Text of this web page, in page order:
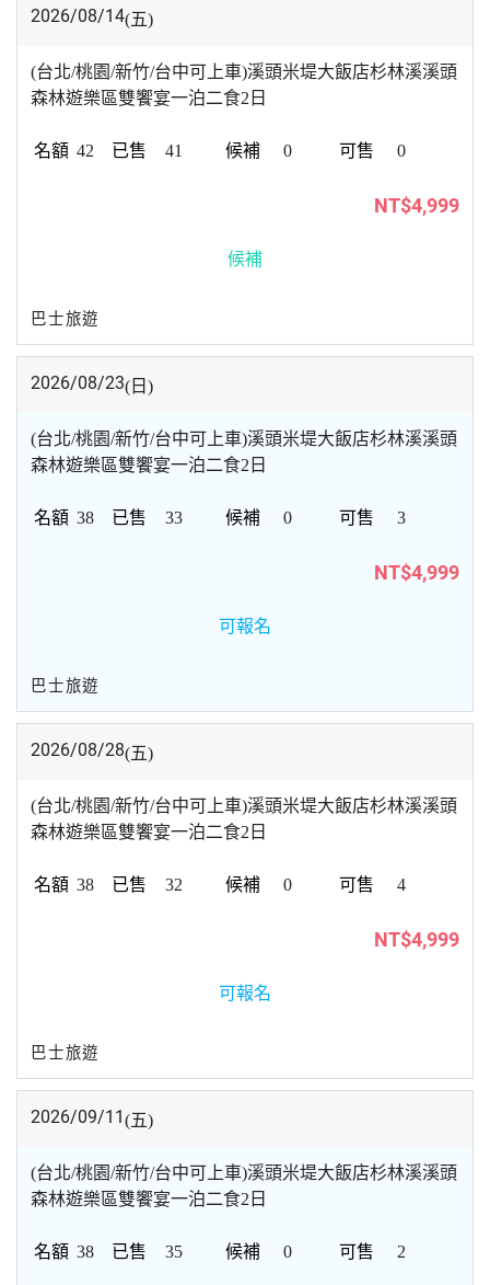
2026/08/14(五)
(台北/桃園/新竹/台中可上車)溪頭米堤大飯店杉林溪溪頭
森林遊樂區雙饗宴一泊二食2日
42 41 0 0
NT$4,999
候補
巴士旅遊
2026/08/23(日)
(台北/桃園/新竹/台中可上車)溪頭米堤大飯店杉林溪溪頭
森林遊樂區雙饗宴一泊二食2日
38 33 0 3
NT$4,999
可報名
巴士旅遊
2026/08/28(五)
(台北/桃園/新竹/台中可上車)溪頭米堤大飯店杉林溪溪頭
森林遊樂區雙饗宴一泊二食2日
38 32 0 4
NT$4,999
可報名
巴士旅遊
2026/09/11(五)
(台北/桃園/新竹/台中可上車)溪頭米堤大飯店杉林溪溪頭
森林遊樂區雙饗宴一泊二食2日
38 35 0 2